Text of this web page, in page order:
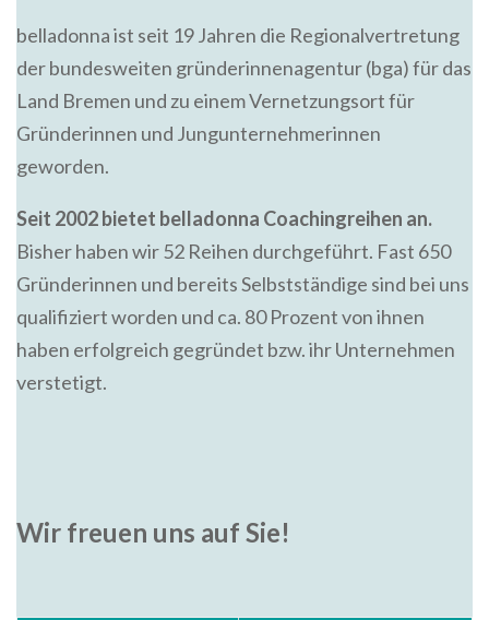
belladonna ist seit 19 Jahren die Regionalvertretung
der bundesweiten gründerinnenagentur (bga) für das
Land Bremen und zu einem Vernetzungsort für
Gründerinnen und Jungunternehmerinnen
geworden.
Seit 2002 bietet belladonna Coachingreihen an.
Bisher haben wir 52 Reihen durchgeführt. Fast 650
Gründerinnen und bereits Selbstständige sind bei uns
qualifiziert worden und ca. 80 Prozent von ihnen
haben erfolgreich gegründet bzw. ihr Unternehmen
verstetigt.
Wir freuen uns auf Sie!